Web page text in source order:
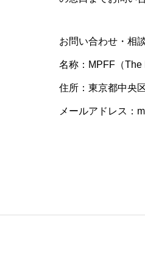
お問い合わせ・相
名称：MPFF（The
住所：東京都中央
メールアドレス：